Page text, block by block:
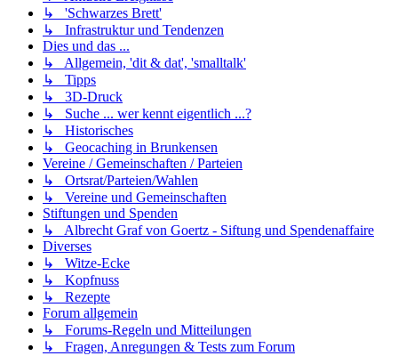
↳ 'Schwarzes Brett'
↳ Infrastruktur und Tendenzen
Dies und das ...
↳ Allgemein, 'dit & dat', 'smalltalk'
↳ Tipps
↳ 3D-Druck
↳ Suche ... wer kennt eigentlich ...?
↳ Historisches
↳ Geocaching in Brunkensen
Vereine / Gemeinschaften / Parteien
↳ Ortsrat/Parteien/Wahlen
↳ Vereine und Gemeinschaften
Stiftungen und Spenden
↳ Albrecht Graf von Goertz - Siftung und Spendenaffaire
Diverses
↳ Witze-Ecke
↳ Kopfnuss
↳ Rezepte
Forum allgemein
↳ Forums-Regeln und Mitteilungen
↳ Fragen, Anregungen & Tests zum Forum